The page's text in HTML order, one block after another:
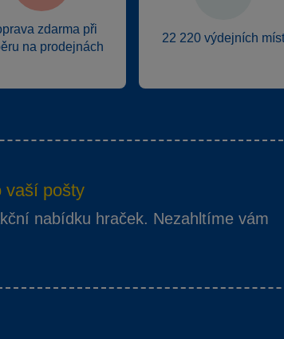
zdarma při
na prodejnách
22 220 výdejních míst
vaší pošty
nabídku hraček. Nezahltíme vám